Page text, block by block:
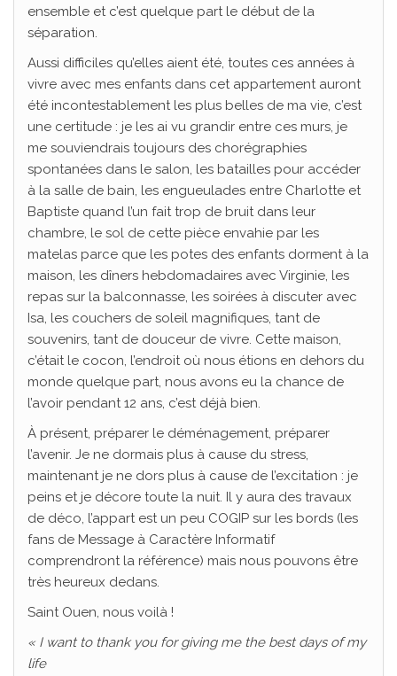
ensemble et c’est quelque part le début de la
séparation.
Aussi difficiles qu’elles aient été, toutes ces années à
vivre avec mes enfants dans cet appartement auront
été incontestablement les plus belles de ma vie, c’est
une certitude : je les ai vu grandir entre ces murs, je
me souviendrais toujours des chorégraphies
spontanées dans le salon, les batailles pour accéder
à la salle de bain, les engueulades entre Charlotte et
Baptiste quand l’un fait trop de bruit dans leur
chambre, le sol de cette pièce envahie par les
matelas parce que les potes des enfants dorment à la
maison, les dîners hebdomadaires avec Virginie, les
repas sur la balconnasse, les soirées à discuter avec
Isa, les couchers de soleil magnifiques, tant de
souvenirs, tant de douceur de vivre. Cette maison,
c’était le cocon, l’endroit où nous étions en dehors du
monde quelque part, nous avons eu la chance de
l’avoir pendant 12 ans, c’est déjà bien.
À présent, préparer le déménagement, préparer
l’avenir. Je ne dormais plus à cause du stress,
maintenant je ne dors plus à cause de l’excitation : je
peins et je décore toute la nuit. Il y aura des travaux
de déco, l’appart est un peu COGIP sur les bords (les
fans de Message à Caractère Informatif
comprendront la référence) mais nous pouvons être
très heureux dedans.
Saint Ouen, nous voilà !
« I want to thank you for giving me the best days of my
life